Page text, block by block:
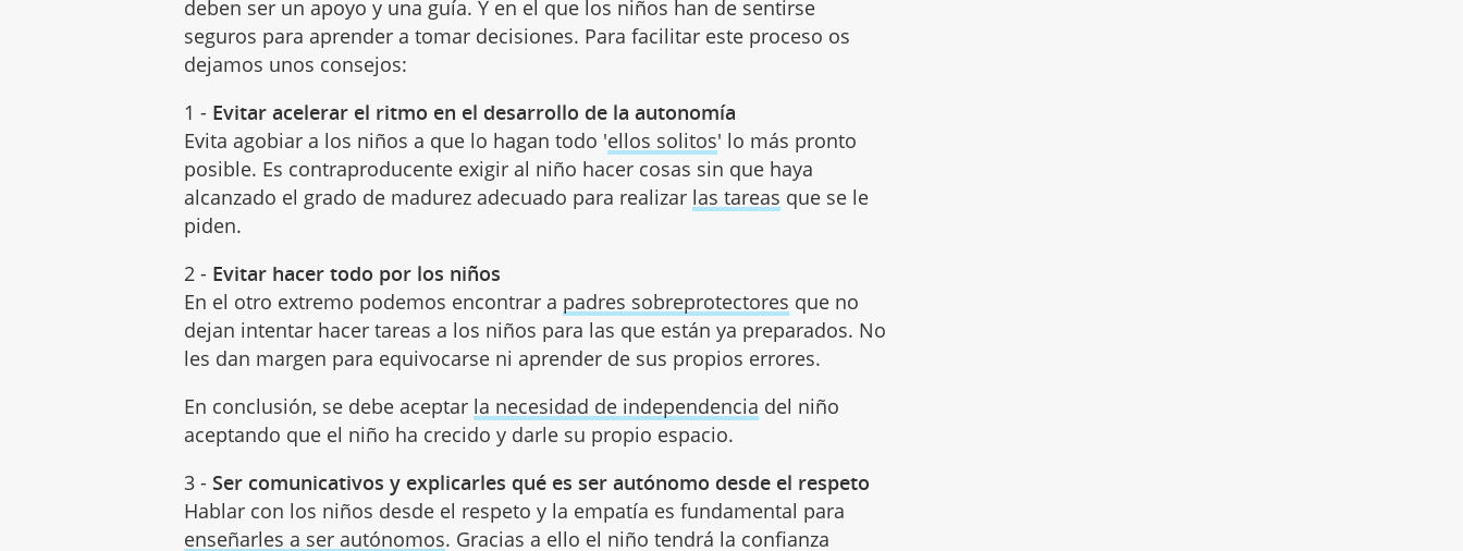
deben ser un apoyo y una guía. Y en el que los niños han de sentirse
seguros para aprender a tomar decisiones. Para facilitar este proceso os
dejamos unos consejos:
1 - Evitar acelerar el ritmo en el desarrollo de la autonomía
Evita agobiar a los niños a que lo hagan todo 'ellos solitos' lo más pronto
posible. Es contraproducente exigir al niño hacer cosas sin que haya
alcanzado el grado de madurez adecuado para realizar las tareas que se le
piden.
2 - Evitar hacer todo por los niños
En el otro extremo podemos encontrar a padres sobreprotectores que no
dejan intentar hacer tareas a los niños para las que están ya preparados. No
les dan margen para equivocarse ni aprender de sus propios errores.
En conclusión, se debe aceptar la necesidad de independencia del niño
aceptando que el niño ha crecido y darle su propio espacio.
3 -Ser comunicativos y explicarles qué es ser autónomo desde el respeto
Hablar con los niños desde el respeto y la empatía es fundamental para
enseñarles a ser autónomos. Gracias a ello el niño tendrá la confianza